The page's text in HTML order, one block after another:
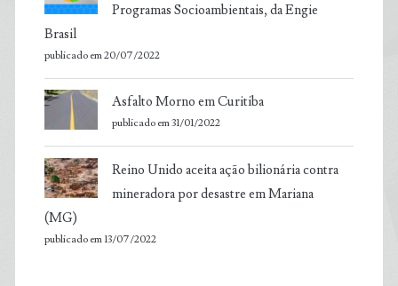
Programas Socioambientais, da Engie
Brasil
publicado em 20/07/2022
Asfalto Morno em Curitiba
publicado em 31/01/2022
Reino Unido aceita ação bilionária contra
mineradora por desastre em Mariana
(MG)
publicado em 13/07/2022